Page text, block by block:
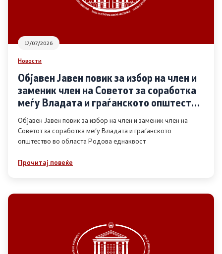
Дијалог меѓу Владата и граѓанскиот сектор
Отворени денови за иницијативи на граѓанските
организации
Финансиска поддршка
17/07/2026
Новости
Објавен Јавен повик за избор на член и
заменик член на Советот за соработка
меѓу Владата и граѓанското општество
во областа Родова еднаквост
Објавен Јавен повик за избор на член и заменик член на
Советот за соработка меѓу Владата и граѓанското
општество во областа Родова еднаквост
Прочитај повеќе